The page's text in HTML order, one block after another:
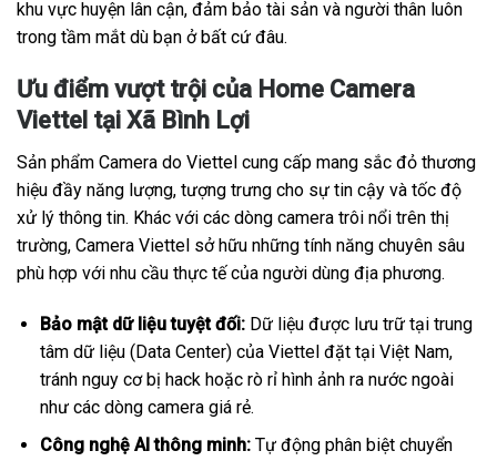
khu vực huyện lân cận, đảm bảo tài sản và người thân luôn
trong tầm mắt dù bạn ở bất cứ đâu.
Ưu điểm vượt trội của Home Camera
Viettel tại Xã Bình Lợi
Sản phẩm Camera do Viettel cung cấp mang sắc đỏ thương
hiệu đầy năng lượng, tượng trưng cho sự tin cậy và tốc độ
xử lý thông tin. Khác với các dòng camera trôi nổi trên thị
trường, Camera Viettel sở hữu những tính năng chuyên sâu
phù hợp với nhu cầu thực tế của người dùng địa phương.
Bảo mật dữ liệu tuyệt đối:Dữ liệu được lưu trữ tại trung
tâm dữ liệu (Data Center) của Viettel đặt tại Việt Nam,
tránh nguy cơ bị hack hoặc rò rỉ hình ảnh ra nước ngoài
như các dòng camera giá rẻ.
Công nghệ AI thông minh:Tự động phân biệt chuyển